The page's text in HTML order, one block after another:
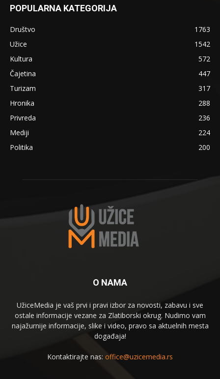
POPULARNA KATEGORIJA
Društvo
1763
Užice
1542
Kultura
572
Čajetina
447
Turizam
317
Hronika
288
Privreda
236
Mediji
224
Politika
200
O NAMA
UžiceMedia je vaš prvi i pravi izbor za novosti, zabavu i sve
ostale informacije vezane za Zlatiborski okrug. Nudimo vam
najažurnije informacije, slike i video, pravo sa aktuelnih mesta
događaja!
Kontaktirajte nas: office@uzicemedia.rs